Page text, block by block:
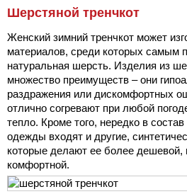
Шерстяной тренчкот
Женский зимний тренчкот может
материалов, среди которых самым
натуральная шерсть. Изделия из
множество преимуществ – они
раздражения или дискомфортных
отлично согревают при любой
тепло. Кроме того, нередко в
одежды входят и другие,
которые делают ее более дешевой,
комфортной.